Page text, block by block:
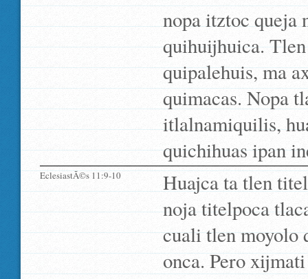
nopa itztoc queja
quihuijhuica.
quipalehuis, ma
quimacas. Nopa
itlalnamiquilis,
quichihuas ipan
EclesiastÃ©s 11:9-10
Huajca ta tlen
noja titelpoca
cuali tlen moyolo
onca. Pero